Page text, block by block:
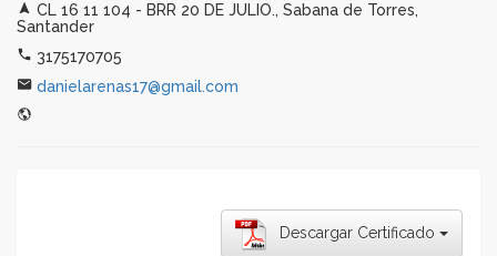
CL 16 11 104 - BRR 20 DE JULIO., Sabana de Torres,
Santander
3175170705
danielarenas17@gmail.com
Descargar Certificado